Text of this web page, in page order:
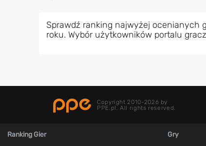
Sprawdź ranking najwyżej ocenianych
roku. Wybór użytkowników portalu
Copyright 2010-2026 by
PPE.pl. All rights reserved.
Ranking Gier Gry